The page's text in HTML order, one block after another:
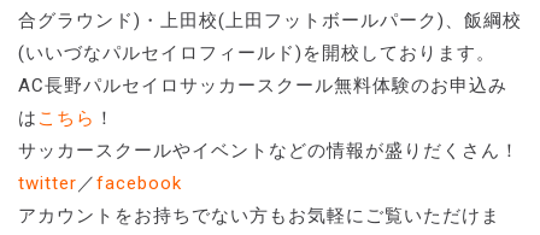
合グラウンド)・上田校(上田フットボールパーク)、飯綱校
(いいづなパルセイロフィールド)を開校しております。
AC長野パルセイロサッカースクール無料体験のお申込み
は こちら ！
サッカースクールやイベントなどの情報が盛りだくさん！
twitter／facebook
アカウントをお持ちでない方もお気軽にご覧いただけま